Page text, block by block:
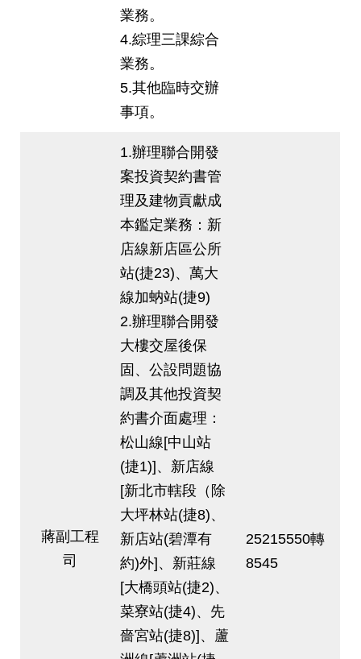
業務。
4.綜理三課綜合
業務。
5.其他臨時交辦
事項。
蔣副工程
司
1.辦理聯合開發
案投資契約書管
理及建物貢獻成
本鑑定業務：新
店線新店區公所
站(捷23)、萬大
線加蚋站(捷9)
2.辦理聯合開發
大樓交屋後保
固、公設問題協
調及其他投資契
約書介面處理：
松山線[中山站
(捷1)]、新店線
[新北市轄段（除
大坪林站(捷8)、
新店站(碧潭有
約)外]、新莊線
[大橋頭站(捷2)、
菜寮站(捷4)、先
嗇宮站(捷8)]、蘆
25215550轉
8545